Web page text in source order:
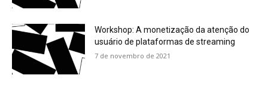
Workshop: A monetização da atenção do
usuário de plataformas de streaming
7 de novembro de 2021